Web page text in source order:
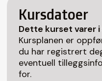
Kursdatoer
Dette kurset varer i
Kursplanen er
du har registrert
eventuell
for.